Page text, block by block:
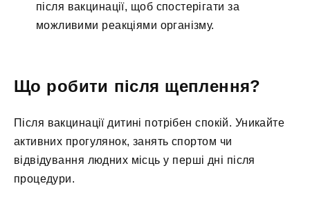
після вакцинації, щоб спостерігати за
можливими реакціями організму.
Що робити після щеплення?
Після вакцинації дитині потрібен спокій. Уникайте
активних прогулянок, занять спортом чи
відвідування людних місць у перші дні після
процедури.